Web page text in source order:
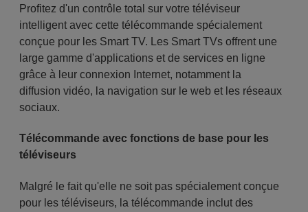
Profitez d'un contrôle total sur votre téléviseur
intelligent avec cette télécommande spécialement
conçue pour les Smart TV. Les Smart TVs offrent une
large gamme d'applications et de services en ligne
grâce à leur connexion Internet, notamment la
diffusion vidéo, la navigation sur le web et les réseaux
sociaux.
Télécommande avec fonctions de base pour les
téléviseurs
Malgré le fait qu'elle ne soit pas spécialement conçue
pour les téléviseurs, la télécommande inclut des